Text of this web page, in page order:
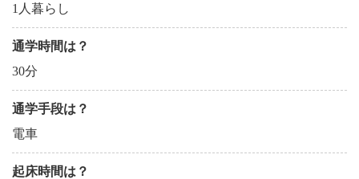
1人暮らし
通学時間は？
30分
通学手段は？
電車
起床時間は？